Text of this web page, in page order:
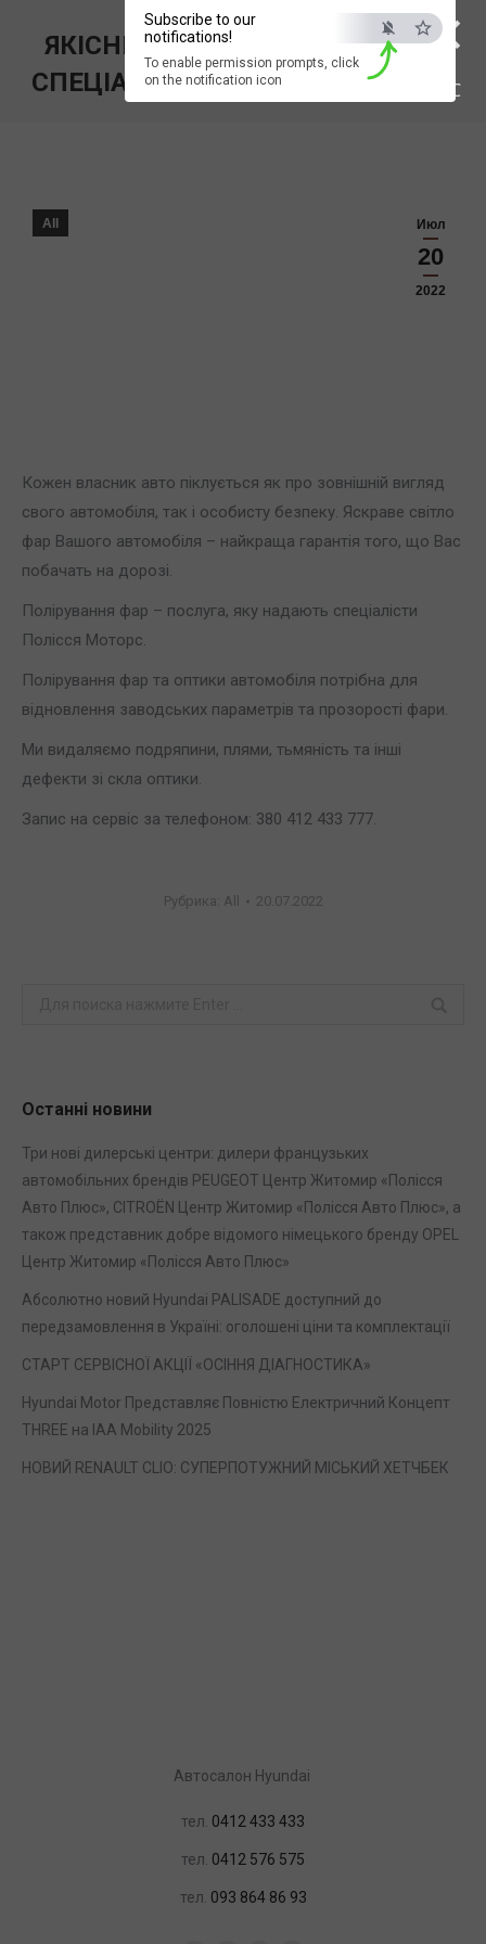
×
ESC
Subscribe to our
notifications!
To enable permission prompts, click
on the notification icon
ЯКІСНЕ ПОЛІРУВАННЯ ФАР ВІД
СПЕЦІАЛІСТІВ ПОЛІССЯ МОТОРС.
Июл
20
2022
All
Кожен власник авто піклується як про зовнішній вигляд
свого автомобіля, так і особисту безпеку. Яскраве світло
фар Вашого автомобіля – найкраща гарантія того, що Вас
побачать на дорозі.
Полірування фар – послуга, яку надають спеціалісти
Полісся Моторс.
Полірування фар та оптики автомобіля потрібна для
відновлення заводських параметрів та прозорості фари.
Ми видаляємо подряпини, плями, тьмяність та інші
дефекти зі скла оптики.
Запис на сервіс за телефоном: 380 412 433 777.
Рубрика: All 20.07.2022
Останні новини
Три нові дилерські центри: дилери французьких
автомобільних брендів PEUGEOT Центр Житомир «Полісся
Авто Плюс», CITROЁN Центр Житомир «Полісся Авто Плюс», а
також представник добре відомого німецького бренду OPEL
Центр Житомир «Полісся Авто Плюс»
Абсолютно новий Hyundai PALISADE доступний до
передзамовлення в Україні: оголошені ціни та комплектації
СТАРТ СЕРВІСНОЇ АКЦІЇ «ОСІННЯ ДІАГНОСТИКА»
Hyundai Motor Представляє Повністю Електричний Концепт
THREE на IAA Mobility 2025
НОВИЙ RENAULT CLIO: СУПЕРПОТУЖНИЙ МІСЬКИЙ ХЕТЧБЕК
Автосалон Hyundai
тел. 0412 433 433
тел. 0412 576 575
тел. 093 864 86 93